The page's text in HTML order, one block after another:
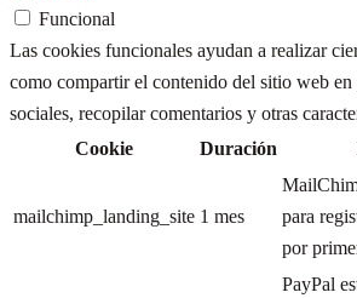
Funcional
Las cookies funcionales ayudan a realizar
como compartir el contenido del sitio web en
sociales, recopilar comentarios y otras
Cookie
Duración
mailchimp_landing_site 1 mes
para
por
PayPal